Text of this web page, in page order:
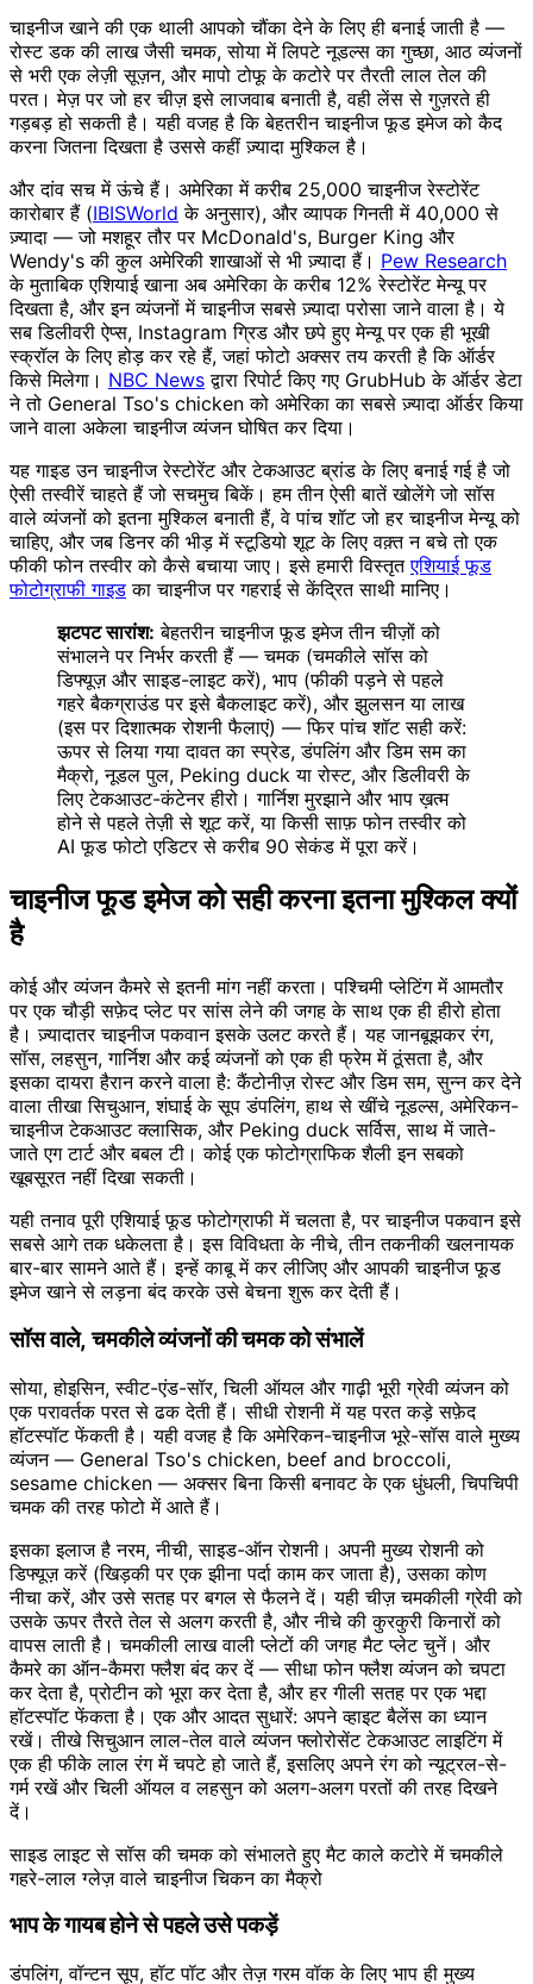
चाइनीज खाने की एक थाली आपको चौंका देने के लिए ही बनाई जाती है —
रोस्ट डक की लाख जैसी चमक, सोया में लिपटे नूडल्स का गुच्छा, आठ व्यंजनों
से भरी एक लेज़ी सूज़न, और मापो टोफू के कटोरे पर तैरती लाल तेल की
परत। मेज़ पर जो हर चीज़ इसे लाजवाब बनाती है, वही लेंस से गुज़रते ही
गड़बड़ हो सकती है। यही वजह है कि बेहतरीन चाइनीज फूड इमेज को कैद
करना जितना दिखता है उससे कहीं ज़्यादा मुश्किल है।
और दांव सच में ऊंचे हैं। अमेरिका में करीब 25,000 चाइनीज रेस्टोरेंट
कारोबार हैं (IBISWorld के अनुसार), और व्यापक गिनती में 40,000 से
ज़्यादा — जो मशहूर तौर पर McDonald's, Burger King और
Wendy's की कुल अमेरिकी शाखाओं से भी ज़्यादा हैं। Pew Research
के मुताबिक एशियाई खाना अब अमेरिका के करीब 12% रेस्टोरेंट मेन्यू पर
दिखता है, और इन व्यंजनों में चाइनीज सबसे ज़्यादा परोसा जाने वाला है। ये
सब डिलीवरी ऐप्स, Instagram ग्रिड और छपे हुए मेन्यू पर एक ही भूखी
स्क्रॉल के लिए होड़ कर रहे हैं, जहां फोटो अक्सर तय करती है कि ऑर्डर
किसे मिलेगा। NBC News द्वारा रिपोर्ट किए गए GrubHub के ऑर्डर डेटा
ने तो General Tso's chicken को अमेरिका का सबसे ज़्यादा ऑर्डर किया
जाने वाला अकेला चाइनीज व्यंजन घोषित कर दिया।
यह गाइड उन चाइनीज रेस्टोरेंट और टेकआउट ब्रांड के लिए बनाई गई है जो
ऐसी तस्वीरें चाहते हैं जो सचमुच बिकें। हम तीन ऐसी बातें खोलेंगे जो सॉस
वाले व्यंजनों को इतना मुश्किल बनाती हैं, वे पांच शॉट जो हर चाइनीज मेन्यू को
चाहिए, और जब डिनर की भीड़ में स्टूडियो शूट के लिए वक़्त न बचे तो एक
फीकी फोन तस्वीर को कैसे बचाया जाए। इसे हमारी विस्तृतएशियाई फूड
फोटोग्राफी गाइड का चाइनीज पर गहराई से केंद्रित साथी मानिए।
झटपट सारांश: बेहतरीन चाइनीज फूड इमेज तीन चीज़ों को
संभालने पर निर्भर करती हैं — चमक (चमकीले सॉस को
डिफ्यूज़ और साइड-लाइट करें), भाप (फीकी पड़ने से पहले
गहरे बैकग्राउंड पर इसे बैकलाइट करें), और झुलसन या लाख
(इस पर दिशात्मक रोशनी फैलाएं) — फिर पांच शॉट सही करें:
ऊपर से लिया गया दावत का स्प्रेड, डंपलिंग और डिम सम का
मैक्रो, नूडल पुल, Peking duck या रोस्ट, और डिलीवरी के
लिए टेकआउट-कंटेनर हीरो। गार्निश मुरझाने और भाप ख़त्म
होने से पहले तेज़ी से शूट करें, या किसी साफ़ फोन तस्वीर को
AI फूड फोटो एडिटर से करीब 90 सेकंड में पूरा करें।
चाइनीज फूड इमेज को सही करना इतना मुश्किल क्यों
है
कोई और व्यंजन कैमरे से इतनी मांग नहीं करता। पश्चिमी प्लेटिंग में आमतौर
पर एक चौड़ी सफ़ेद प्लेट पर सांस लेने की जगह के साथ एक ही हीरो होता
है। ज़्यादातर चाइनीज पकवान इसके उलट करते हैं। यह जानबूझकर रंग,
सॉस, लहसुन, गार्निश और कई व्यंजनों को एक ही फ्रेम में ठूंसता है, और
इसका दायरा हैरान करने वाला है: कैंटोनीज़ रोस्ट और डिम सम, सुन्न कर देने
वाला तीखा सिचुआन, शंघाई के सूप डंपलिंग, हाथ से खींचे नूडल्स, अमेरिकन-
चाइनीज टेकआउट क्लासिक, और Peking duck सर्विस, साथ में जाते-
जाते एग टार्ट और बबल टी। कोई एक फोटोग्राफिक शैली इन सबको
खूबसूरत नहीं दिखा सकती।
यही तनाव पूरी एशियाई फूड फोटोग्राफी में चलता है, पर चाइनीज पकवान इसे
सबसे आगे तक धकेलता है। इस विविधता के नीचे, तीन तकनीकी खलनायक
बार-बार सामने आते हैं। इन्हें काबू में कर लीजिए और आपकी चाइनीज फूड
इमेज खाने से लड़ना बंद करके उसे बेचना शुरू कर देती हैं।
सॉस वाले, चमकीले व्यंजनों की चमक को संभालें
सोया, होइसिन, स्वीट-एंड-सॉर, चिली ऑयल और गाढ़ी भूरी ग्रेवी व्यंजन को
एक परावर्तक परत से ढक देती हैं। सीधी रोशनी में यह परत कड़े सफ़ेद
हॉटस्पॉट फेंकती है। यही वजह है कि अमेरिकन-चाइनीज भूरे-सॉस वाले मुख्य
व्यंजन — General Tso's chicken, beef and broccoli,
sesame chicken — अक्सर बिना किसी बनावट के एक धुंधली, चिपचिपी
चमक की तरह फोटो में आते हैं।
इसका इलाज है नरम, नीची, साइड-ऑन रोशनी। अपनी मुख्य रोशनी को
डिफ्यूज़ करें (खिड़की पर एक झीना पर्दा काम कर जाता है), उसका कोण
नीचा करें, और उसे सतह पर बगल से फैलने दें। यही चीज़ चमकीली ग्रेवी को
उसके ऊपर तैरते तेल से अलग करती है, और नीचे की कुरकुरी किनारों को
वापस लाती है। चमकीली लाख वाली प्लेटों की जगह मैट प्लेट चुनें। और
कैमरे का ऑन-कैमरा फ्लैश बंद कर दें — सीधा फोन फ्लैश व्यंजन को चपटा
कर देता है, प्रोटीन को भूरा कर देता है, और हर गीली सतह पर एक भद्दा
हॉटस्पॉट फेंकता है। एक और आदत सुधारें: अपने व्हाइट बैलेंस का ध्यान
रखें। तीखे सिचुआन लाल-तेल वाले व्यंजन फ्लोरोसेंट टेकआउट लाइटिंग में
एक ही फीके लाल रंग में चपटे हो जाते हैं, इसलिए अपने रंग को न्यूट्रल-से-
गर्म रखें और चिली ऑयल व लहसुन को अलग-अलग परतों की तरह दिखने
दें।
साइड लाइट से सॉस की चमक को संभालते हुए मैट काले कटोरे में चमकीले
गहरे-लाल ग्लेज़ वाले चाइनीज चिकन का मैक्रो
भाप के गायब होने से पहले उसे पकड़ें
डंपलिंग, वॉन्टन सूप, हॉट पॉट और तेज़ गरम वॉक के लिए भाप ही मुख्य